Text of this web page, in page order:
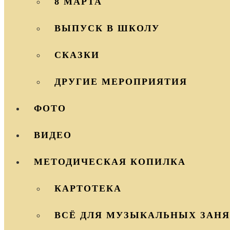
ВЫПУСК В ШКОЛУ
СКАЗКИ
ДРУГИЕ МЕРОПРИЯТИЯ
ФОТО
ВИДЕО
МЕТОДИЧЕСКАЯ КОПИЛКА
КАРТОТЕКА
ВСЁ ДЛЯ МУЗЫКАЛЬНЫХ